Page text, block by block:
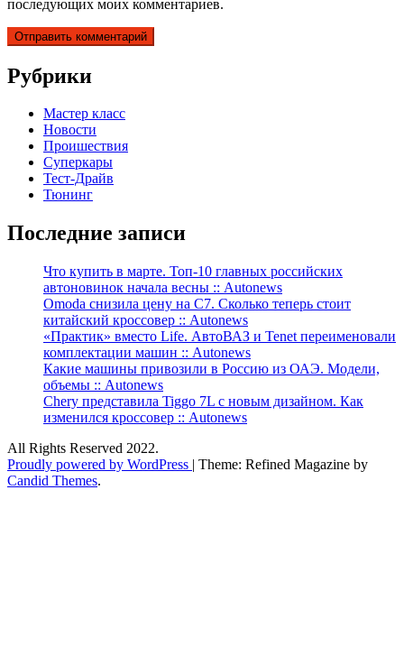
последующих моих комментариев.
Рубрики
Мастер класс
Новости
Проишествия
Суперкары
Тест-Драйв
Тюнинг
Последние записи
Что купить в марте. Топ-10 главных российских
автоновинок начала весны :: Autonews
Omoda снизила цену на C7. Сколько теперь стоит
китайский кроссовер :: Autonews
«Практик» вместо Life. АвтоВАЗ и Tenet переименовали
комплектации машин :: Autonews
Какие машины привозили в Россию из ОАЭ. Модели,
объемы :: Autonews
Chery представила Tiggo 7L с новым дизайном. Как
изменился кроссовер :: Autonews
All Rights Reserved 2022.
Proudly powered by WordPress | Theme: Refined Magazine by
Candid Themes.